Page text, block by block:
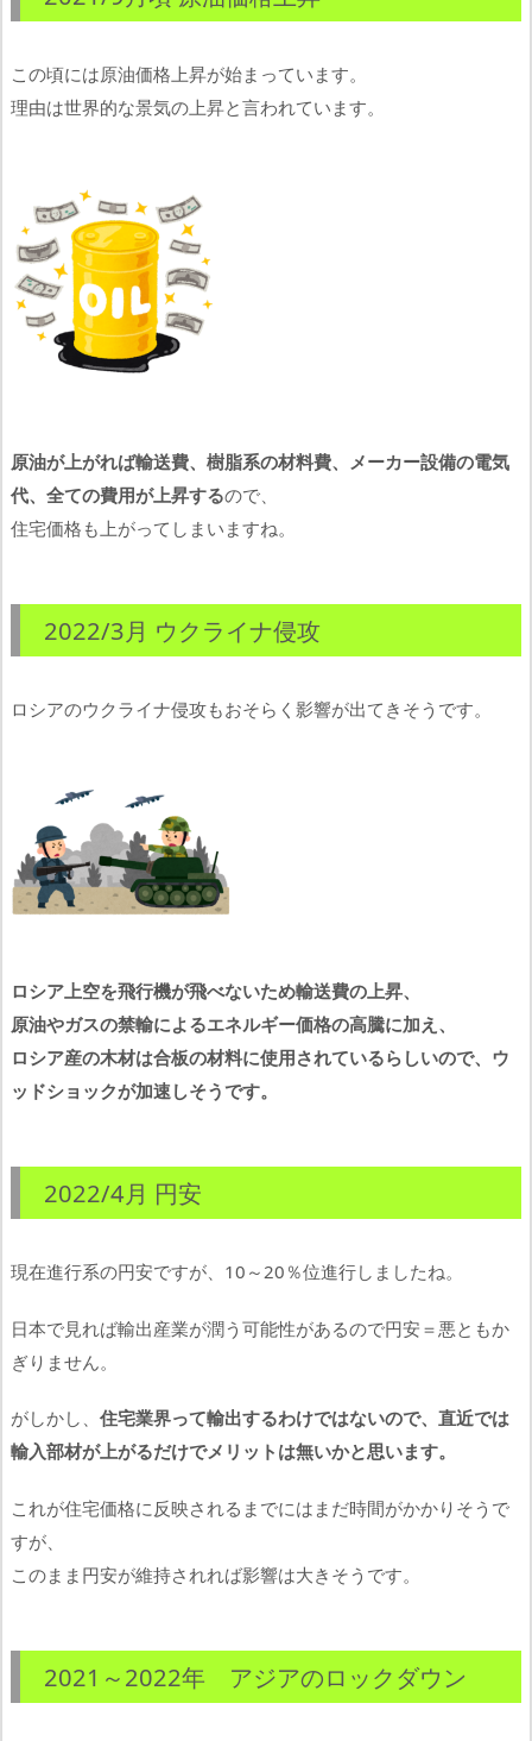
この頃には原油価格上昇が始まっています。
理由は世界的な景気の上昇と言われています。
原油が上がれば輸送費、樹脂系の材料費、メーカー設備の電気
代、全ての費用が上昇するので、
住宅価格も上がってしまいますね。
2022/3月 ウクライナ侵攻
ロシアのウクライナ侵攻もおそらく影響が出てきそうです。
ロシア上空を飛行機が飛べないため輸送費の上昇、
原油やガスの禁輸によるエネルギー価格の高騰に加え、
ロシア産の木材は合板の材料に使用されているらしいので、ウ
ッドショックが加速しそうです。
2022/4月 円安
現在進行系の円安ですが、10～20％位進行しましたね。
日本で見れば輸出産業が潤う可能性があるので円安＝悪ともか
ぎりません。
がしかし、 住宅業界って輸出するわけではないので、直近では
輸入部材が上がるだけでメリットは無いかと思います。
これが住宅価格に反映されるまでにはまだ時間がかかりそうで
すが、
このまま円安が維持されれば影響は大きそうです。
2021～2022年 アジアのロックダウン